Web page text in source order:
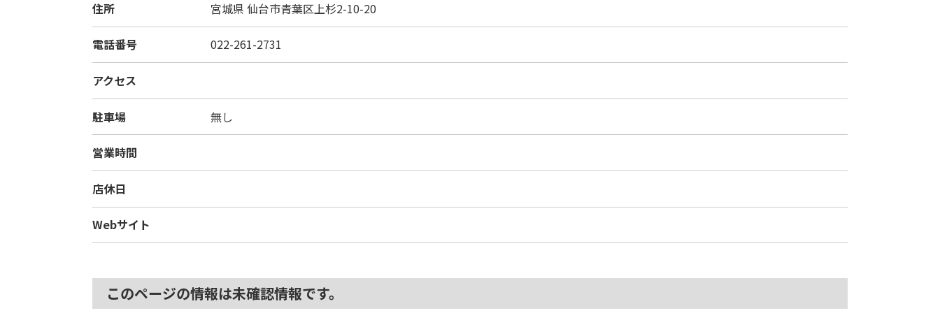
住所 宮城県 仙台市青葉区上杉2-10-20
電話番号 022-261-2731
アクセス
駐車場 無し
営業時間
店休日
Webサイト
このページの情報は未確認情報です。